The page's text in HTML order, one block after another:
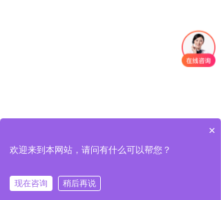
×
欢迎来到本网站，请问有什么可以帮您？
现在咨询 稍后再说